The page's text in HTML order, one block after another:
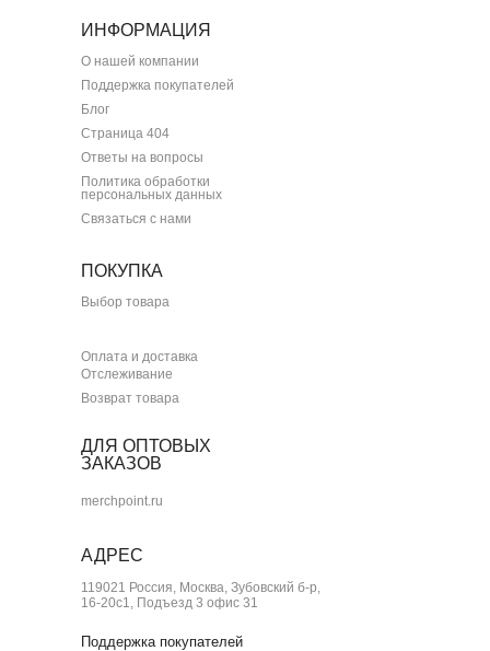
ИНФОРМАЦИЯ
ПОКУПКА
АДРЕС
О нашей компании
Поддержка покупателей
Блог
Страница 404
Ответы на вопросы
Политика обработки
персональных данных
Связаться с нами
Выбор товара
Оплата и доставка
Отслеживание
119021 Россия, Москва, Зубовский б-р,
16-20с1, Подъезд 3 офис 31
Поддержка покупателей
Возврат товара
ДЛЯ ОПТОВЫХ
ЗАКАЗОВ
merchpoint.ru